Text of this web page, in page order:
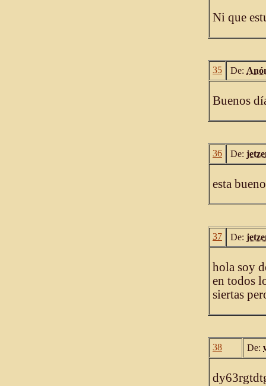
Ni que
35 De:
Buenos
36 De:
esta
37 De:
hola soy
en todos
siertas
38 De: